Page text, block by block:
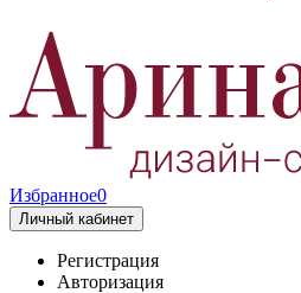
Избранное0
Личный кабинет
Регистрация
Авторизация